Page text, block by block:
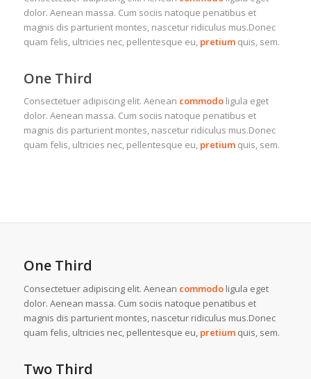
dolor. Aenean massa. Cum sociis natoque penatibus et
magnis dis parturient montes, nascetur ridiculus mus.Donec
quam felis, ultricies nec, pellentesque eu, pretiumquis, sem.
One Third
Consectetuer adipiscing elit. Aenean commodoligula eget
dolor. Aenean massa. Cum sociis natoque penatibus et
magnis dis parturient montes, nascetur ridiculus mus.Donec
quam felis, ultricies nec, pellentesque eu, pretiumquis, sem.
One Third
Consectetuer adipiscing elit. Aenean commodoligula eget
dolor. Aenean massa. Cum sociis natoque penatibus et
magnis dis parturient montes, nascetur ridiculus mus.Donec
quam felis, ultricies nec, pellentesque eu, pretiumquis, sem.
Two Third